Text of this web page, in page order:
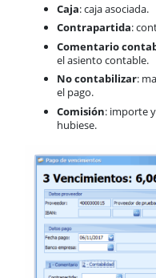
Caja: caja asociada.
Contrapartida:
Comentario
el asiento contable.
No contabilizar:
el pago.
Comisión: importe
hubiese.